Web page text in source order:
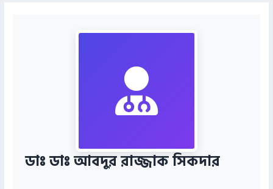
ডাঃ ডাঃ আবদুর রাজ্জাক সিকদার